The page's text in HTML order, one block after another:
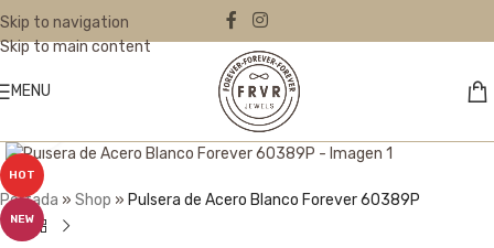
Skip to navigation
Skip to main content
MENU
HOT
NEW
Portada » Shop » Pulsera de Acero Blanco Forever 60389P